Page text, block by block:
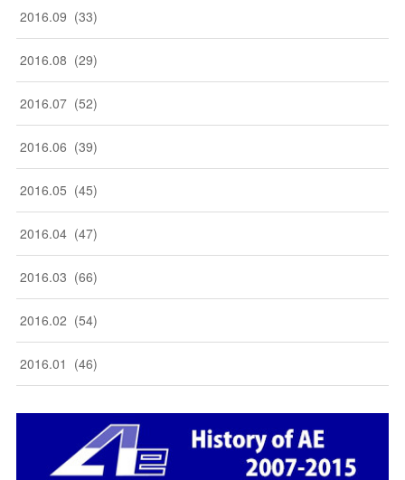
2016.09 (33)
2016.08 (29)
2016.07 (52)
2016.06 (39)
2016.05 (45)
2016.04 (47)
2016.03 (66)
2016.02 (54)
2016.01 (46)